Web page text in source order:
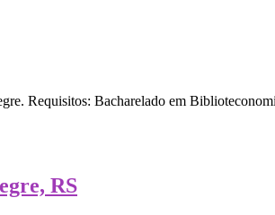
Requisitos: Bacharelado em
RS